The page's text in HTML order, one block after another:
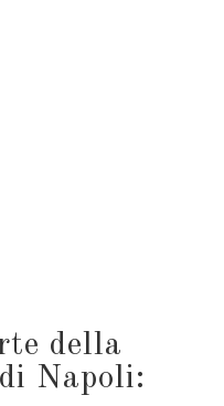
della
Napoli: